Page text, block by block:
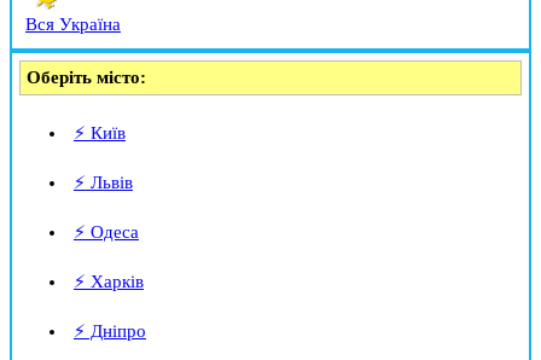
Вся Україна
Оберіть місто:
⚡ Київ
⚡ Львів
⚡ Одеса
⚡ Харків
⚡ Дніпро